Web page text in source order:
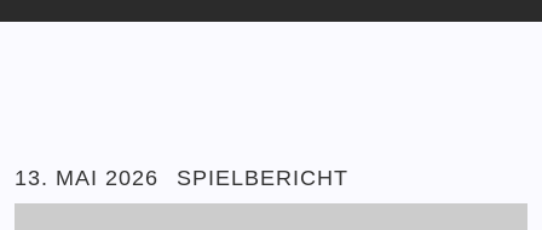
13. MAI 2026 SPIELBERICHT